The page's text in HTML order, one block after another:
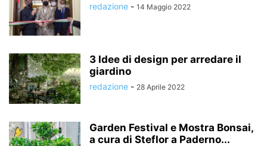
redazione - 14 Maggio 2022
3 Idee di design per arredare il
giardino
redazione - 28 Aprile 2022
Garden Festival e Mostra Bonsai,
a cura di Steflor a Paderno...